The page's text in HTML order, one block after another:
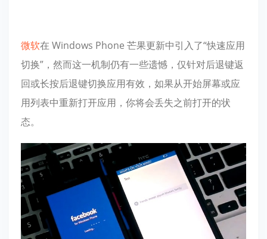
微软在 Windows Phone 芒果更新中引入了“快速应用
切换”，然而这一机制仍有一些遗憾，仅针对后退键返
回或长按后退键切换应用有效，如果从开始屏幕或应
用列表中重新打开应用，你将会丢失之前打开的状
态。